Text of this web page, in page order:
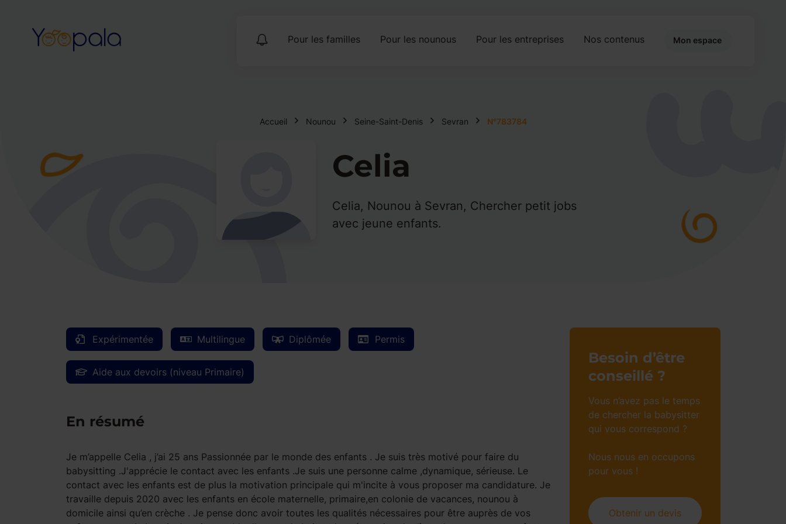
Pour les familles Pour les nounous Pour les entreprises Nos contenus Mon espace
Accueil Nounou Seine-Saint-Denis Sevran N°783784
Celia
Celia, Nounou à Sevran, Chercher petit jobs
avec jeune enfants.
Expérimentée Multilingue Diplômée Permis
Aide aux devoirs (niveau Primaire)
En résumé
Je m’appelle Celia , j’ai 25 ans Passionnée par le monde des enfants . Je suis très motivé pour faire du
babysitting .J'apprécie le contact avec les enfants .Je suis une personne calme ,dynamique, sérieuse. Le
contact avec les enfants est de plus la motivation principale qui m'incite à vous proposer ma candidature. Je
travaille depuis 2020 avec les enfants en école maternelle, primaire,en colonie de vacances, nounou à
domicile ainsi qu’en crèche . Je pense donc avoir toutes les qualités nécessaires pour être auprès de vos
Besoin d’être
conseillé ?
Vous n’avez pas le temps
de chercher la babysitter
qui vous correspond ?
Nous nous en occupons
pour vous !
Obtenir un devis